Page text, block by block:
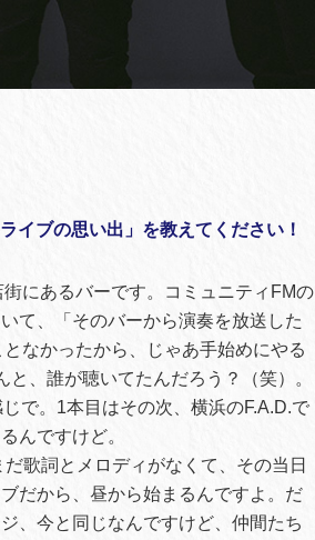
ブの思い出」を教えてください！
にあるバーです。コミュニティFMの
て、「そのバーから演奏を放送した
なかったから、じゃあ手始めにやる
、誰が聴いてたんだろう？（笑）。
で。1本目はその次、横浜のF.A.D.で
んですけど。
歌詞とメロディがなくて、その当日
だから、昼から始まるんですよ。だ
、今と同じなんですけど、仲間たち